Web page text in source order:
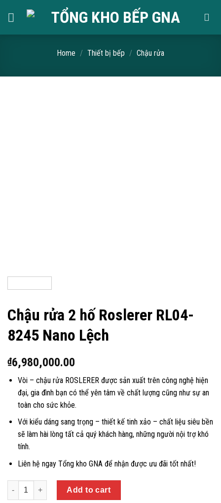
Home / Thiết bị bếp / Chậu rửa
Chậu rửa 2 hố Roslerer RL04-
8245 Nano Lệch
₫6,980,000.00
Vòi – chậu rửa ROSLERER được sản xuất trên công nghệ hiện
đại, gia đình bạn có thể yên tâm về chất lượng cũng như sự an
toàn cho sức khỏe.
Với kiểu dáng sang trọng – thiết kế tinh xảo – chất liệu siêu bền
sẽ làm hài lòng tất cả quý khách hàng, những người nội trợ khó
tính.
Liên hệ ngay Tổng kho GNA để nhận được ưu đãi tốt nhất!
Quantity
Add to cart